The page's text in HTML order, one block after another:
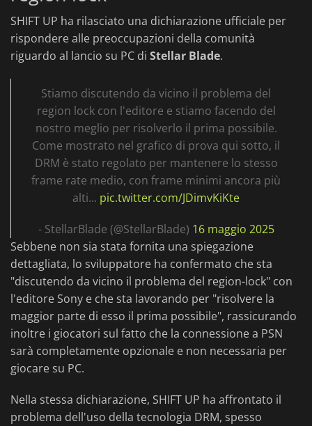
SHIFT UP ha rilasciato una dichiarazione ufficiale per
rispondere alle preoccupazioni della comunità
riguardo al lancio su PC di Stellar Blade.
Stiamo discutendo da vicino il problema del
region lock con l'editore e stiamo facendo del
nostro meglio per risolverlo il prima possibile.
️Come mostrato nel grafico di prova qui sotto, il
DRM è stato regolato per mantenere lo stesso
frame rate medio, con frame minimi ancora più
alti... pic.twitter.com/JDimvKiKte
- StellarBlade (@StellarBlade) 16 maggio 2025
Sebbene non sia stata fornita una spiegazione
dettagliata, lo sviluppatore ha confermato che sta
"discutendo da vicino il problema del region-lock" con
l'editore Sony e che sta lavorando per "risolvere la
maggior parte di esso il prima possibile", rassicurando
inoltre i giocatori sul fatto che la connessione a PSN
sarà completamente opzionale e non necessaria per
giocare su PC.
Nella stessa dichiarazione, SHIFT UP ha affrontato il
problema dell'uso della tecnologia DRM, spesso